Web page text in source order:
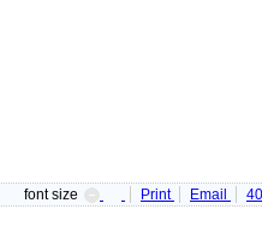
font size Print Email